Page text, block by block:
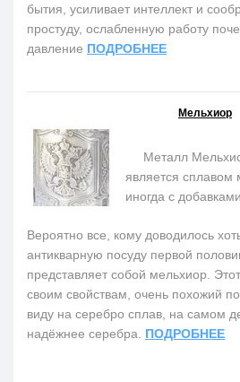
бытия, усиливает интеллект и
простуду, ослабленную работу
давление ПОДРОБНЕЕ
Мельхиор
Металл
является сплавом
иногда с
Вероятно все, кому доводилось
антикварную посуду первой
представляет собой мельхиор.
своим свойствам, очень похожий
виду на серебро сплав, на самом
надёжнее серебра. ПОДРОБНЕЕ